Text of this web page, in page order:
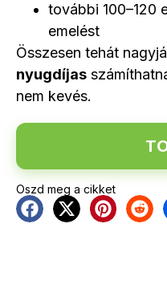
további 100–120
emelést
Összesen tehát
nyugdíjas
nem kevés.
Oszd meg a cikket